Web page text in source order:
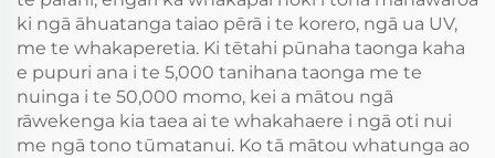
ki ngā āhuatanga taiao pērā i te korero, ngā ua UV,
me te whakaperetia. Ki tētahi pūnaha taonga kaha
e pupuri ana i te 5,000 tanihana taonga me te
nuinga i te 50,000 momo, kei a mātou ngā
rāwekenga kia taea ai te whakahaere i ngā oti nui
me ngā tono tūmatanui. Ko tā mātou whatunga ao